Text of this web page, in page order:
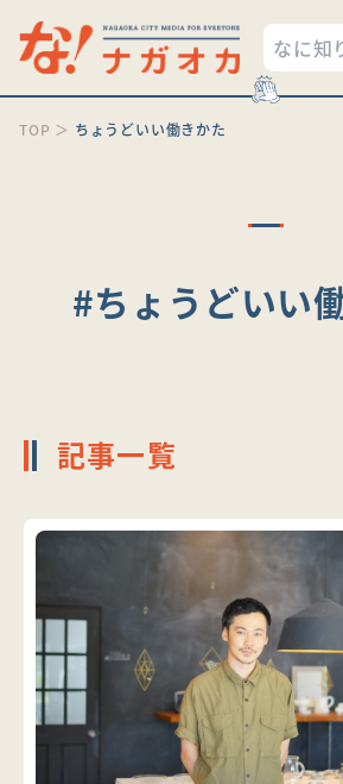
TOP ＞ ちょうどいい働きかた
#ちょうどいい
記事一覧